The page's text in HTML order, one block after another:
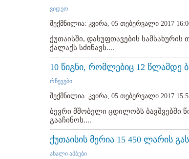
ვიდეო
შექმნილია: კვირა, 05 თებერვალი 2017
ქუთაისში, დასუფთავების
ქალაქს სძინავს....
10 წიგნი, რომლებიც 12 წლამდე
რჩევები
შექმნილია: კვირა, 05 თებერვალი 2017
ბევრი მშობელი ცდილობს ბავშვებში
გააჩინოს....
ქუთაისის მერია 15 450 ლარის
ახალი ამბები